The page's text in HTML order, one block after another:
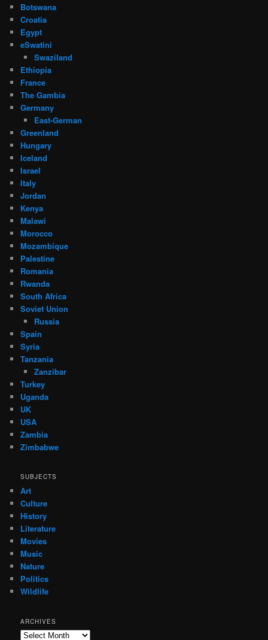
Botswana
Croatia
Egypt
eSwatini
Swaziland
Ethiopia
France
The Gambia
Germany
East-German
Greenland
Hungary
Iceland
Israel
Italy
Jordan
Kenya
Malawi
Morocco
Mozambique
Palestine
Romania
Rwanda
South Africa
Soviet Union
Russia
Spain
Syria
Tanzania
Zanzibar
Turkey
Uganda
UK
USA
Zambia
Zimbabwe
SUBJECTS
Art
Culture
History
Literature
Movies
Music
Nature
Politics
Wildlife
ARCHIVES
Archives